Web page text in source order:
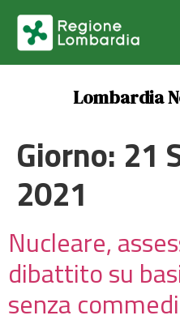
Lombardia
Giorno: 21
2021
Nucleare,
dibattito su
senza